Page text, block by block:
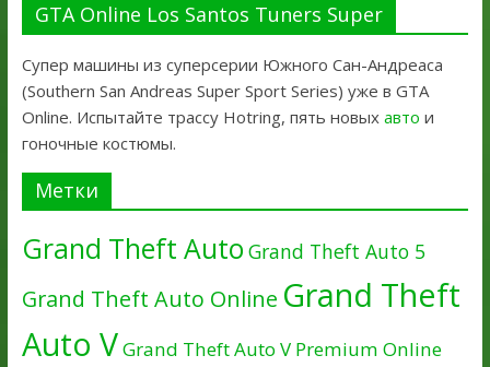
GTA Online Los Santos Tuners Super
Супер машины из суперсерии Южного Сан-Андреаса
(Southern San Andreas Super Sport Series) уже в GTA
Online. Испытайте трассу Hotring, пять новых авто и
гоночные костюмы.
Метки
Grand Theft Auto Grand Theft Auto 5
Grand Theft Auto Online Grand Theft
Auto VGrand Theft Auto V Premium Online